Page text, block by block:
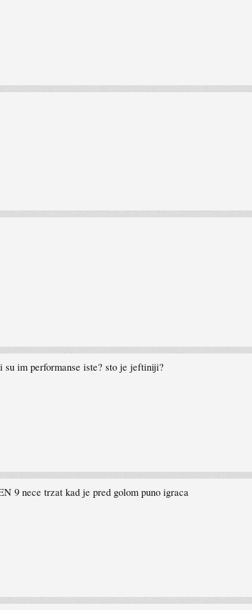
im performanse iste? sto je jeftiniji?
9 nece trzat kad je pred golom puno igraca